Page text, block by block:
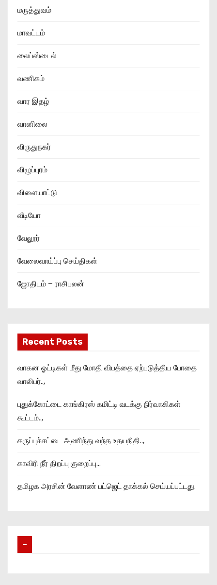
மருத்துவம்
மாவட்டம்
லைப்ஸ்டைல்
வணிகம்
வார இதழ்
வானிலை
விருதுநகர்
விழுப்புரம்
விளையாட்டு
வீடியோ
வேலூர்
வேலைவாய்ப்பு செய்திகள்
ஜோதிடம் – ராசிபலன்
Recent Posts
வாகன ஓட்டிகள் மீது மோதி விபத்தை ஏற்படுத்திய போதை
வாலிபர்..,
புதுக்கோட்டை காங்கிரஸ் கமிட்டி வடக்கு நிர்வாகிகள்
கூட்டம்..,
கருப்புச்சட்டை அணிந்து வந்த உதயநிதி..,
காவிரி நீர் திறப்பு குறைப்பு…
தமிழக அரசின் வேளாண் பட்ஜெட் தாக்கல் செய்யப்பட்டது.
–